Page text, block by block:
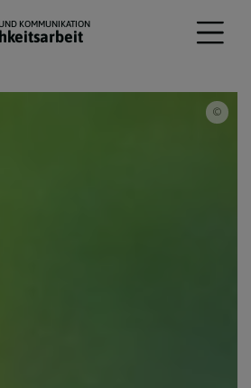
KOMMUNIKATION